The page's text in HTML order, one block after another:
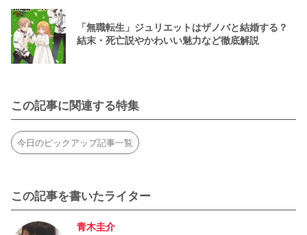
「無職転生」ジュリエットはザノバと結婚する？
結末・死亡説やかわいい魅力など徹底解説
この記事に関連する特集
今日のピックアップ記事一覧
この記事を書いたライター
青木圭介